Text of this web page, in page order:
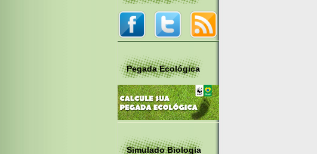
Pegada Ecológica
Simulado Biologia